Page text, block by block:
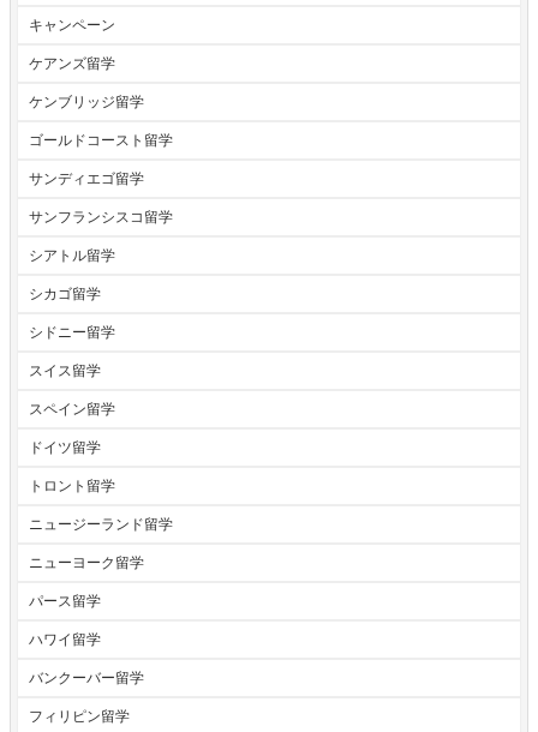
キャンペーン
ケアンズ留学
ケンブリッジ留学
ゴールドコースト留学
サンディエゴ留学
サンフランシスコ留学
シアトル留学
シカゴ留学
シドニー留学
スイス留学
スペイン留学
ドイツ留学
トロント留学
ニュージーランド留学
ニューヨーク留学
パース留学
ハワイ留学
バンクーバー留学
フィリピン留学